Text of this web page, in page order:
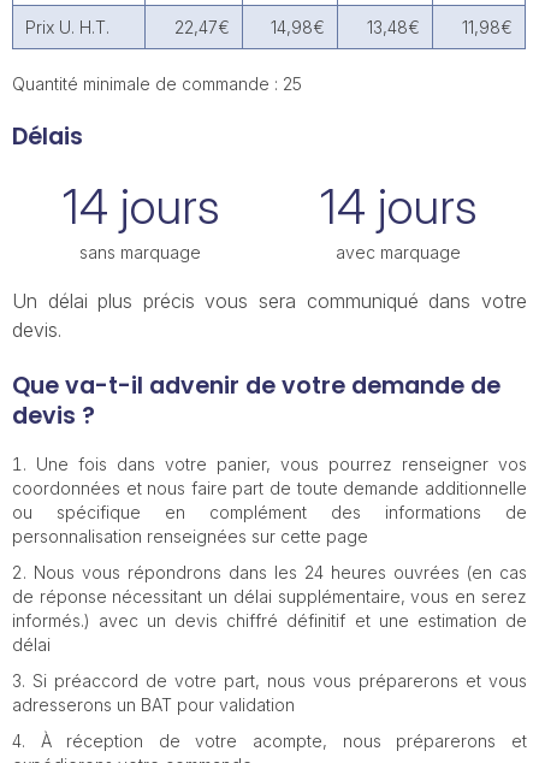
Prix U. H.T. 22,47€ 14,98€ 13,48€ 11,98€
Quantité minimale de commande : 25
Délais
14 jours
sans marquage
14 jours
avec marquage
Un délai plus précis vous sera communiqué dans votre
devis.
Que va-t-il advenir de votre demande de
devis ?
Une fois dans votre panier, vous pourrez renseigner vos
coordonnées et nous faire part de toute demande additionnelle
ou spécifique en complément des informations de
personnalisation renseignées sur cette page
Nous vous répondrons dans les 24 heures ouvrées (en cas
de réponse nécessitant un délai supplémentaire, vous en serez
informés.) avec un devis chiffré définitif et une estimation de
délai
Si préaccord de votre part, nous vous préparerons et vous
adresserons un BAT pour validation
À réception de votre acompte, nous préparerons et